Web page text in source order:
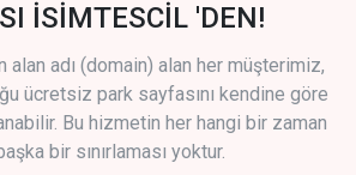
İSİMTESCİL 'DEN!
adı (domain) alan her müşterimiz,
ücretsiz park sayfasını kendine göre
Bu hizmetin her hangi bir zaman
bir sınırlaması yoktur.